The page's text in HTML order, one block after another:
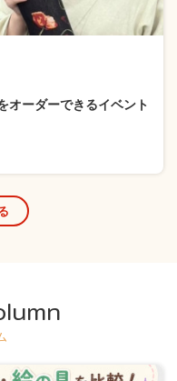
オーダーできるイベント